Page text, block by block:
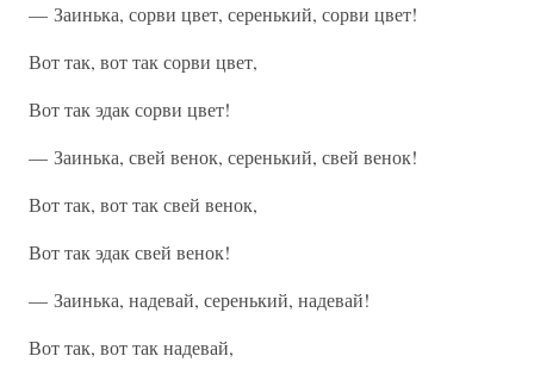
— Заинька, сорви цвет, серенький, сорви цвет!
Вот так, вот так сорви цвет,
Вот так эдак сорви цвет!
— Заинька, свей венок, серенький, свей венок!
Вот так, вот так свей венок,
Вот так эдак свей венок!
— Заинька, надевай, серенький, надевай!
Вот так, вот так надевай,